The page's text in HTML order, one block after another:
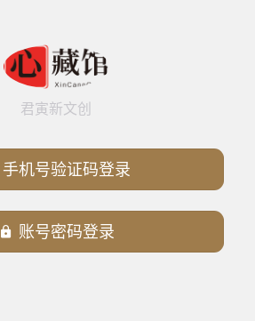
君寅新文创
手机号验证码登录
 账号密码登录